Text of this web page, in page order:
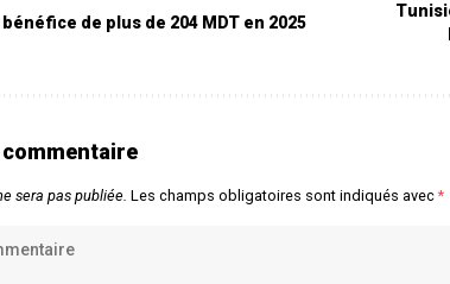
bénéfice de plus de 204 MDT en 2025
sera pas publiée. Les champs obligatoires sont indiqués avec*